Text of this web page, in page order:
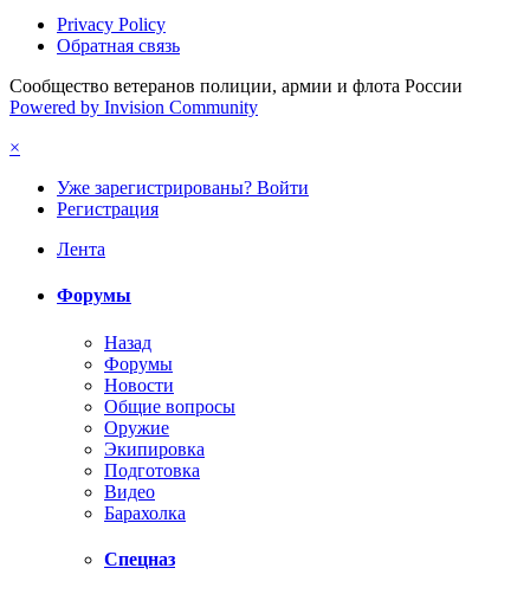
Privacy Policy
Обратная связь
Сообщество ветеранов полиции, армии и флота России
Powered by Invision Community
×
Уже зарегистрированы? Войти
Регистрация
Лента
Форумы
Назад
Форумы
Новости
Общие вопросы
Оружие
Экипировка
Подготовка
Видео
Барахолка
Спецназ